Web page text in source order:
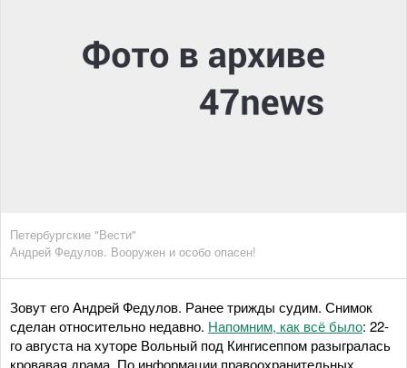
Петербургские "Вести"
Андрей Федулов. Вооружен и особо опасен!
Зовут его Андрей Федулов. Ранее трижды судим. Снимок
сделан относительно недавно. Напомним, как всё было: 22-
го августа на хуторе Вольный под Кингисеппом разыгралась
кровавая драма. По информации правоохранительных